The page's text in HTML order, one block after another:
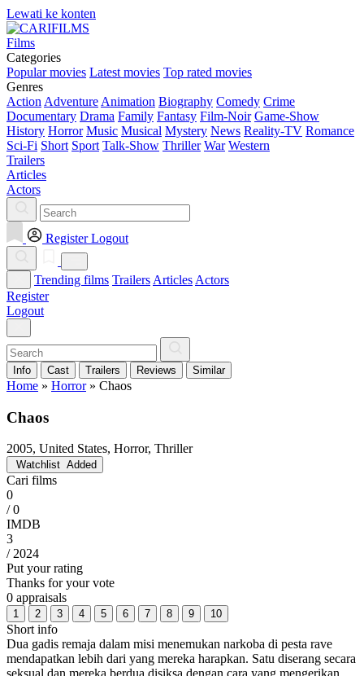
Lewati ke konten
Films
Categories
Popular movies Latest movies Top rated movies
Genres
Action Adventure Animation Biography Comedy Crime
Documentary Drama Family Fantasy Film-Noir Game-Show
History Horror Music Musical Mystery News Reality-TV Romance
Sci-Fi Short Sport Talk-Show Thriller War Western
Trailers
Articles
Actors
Register Logout
Trending films Trailers Articles Actors
Register
Logout
Info Cast Trailers Reviews Similar
Home » Horror» Chaos
Chaos
2005, United States, Horror, Thriller
Watchlist Added
Cari films
0
/ 0
IMDB
3
/ 2024
Put your rating
Thanks for your vote
0 appraisals
1 2 3 4 5 6 7 8 9 10
Short info
Dua gadis remaja dalam misi menemukan narkoba di pesta rave
mendapatkan lebih dari yang mereka harapkan. Satu diserang secara